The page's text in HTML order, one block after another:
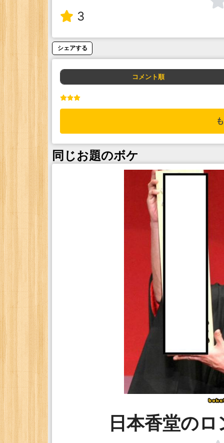
3
シェアする
コメント順
同じお題のボケ
日本香堂の